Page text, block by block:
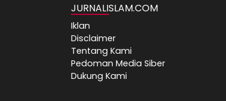
JURNALISLAM.COM
Iklan
Disclaimer
Tentang Kami
Pedoman Media Siber
Dukung Kami